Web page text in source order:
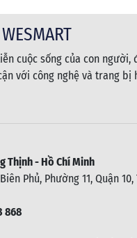
cuộc sống của con
với công nghệ và trang bị
Thịnh - Hồ Chí Minh
Phủ, Phường 11, Quận 10,
868